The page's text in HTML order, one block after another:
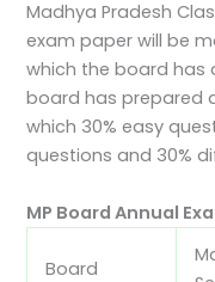
Madhya Pradesh
exam paper will be
which the board has
board has prepared
which 30% easy
questions and 30%
MP Board Annual
Board